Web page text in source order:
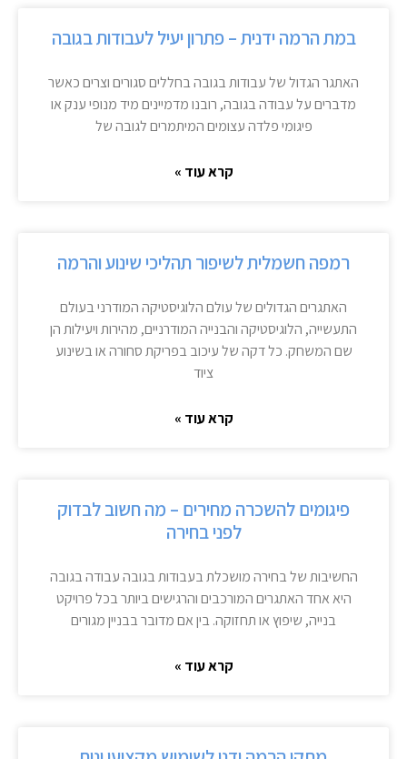
במת הרמה ידנית – פתרון יעיל לעבודות בגובה
האתגר הגדול של עבודות בגובה בחללים סגורים וצרים כאשר
מדברים על עבודה בגובה, רובנו מדמיינים מיד מנופי ענק או
פיגומי פלדה עצומים המיתמרים לגובה של
קרא עוד »
רמפה חשמלית לשיפור תהליכי שינוע והרמה
האתגרים הגדולים של עולם הלוגיסטיקה המודרני בעולם
התעשייה, הלוגיסטיקה והבנייה המודרניים, מהירות ויעילות הן
שם המשחק. כל דקה של עיכוב בפריקת סחורה או בשינוע
ציוד
קרא עוד »
פיגומים להשכרה מחירים – מה חשוב לבדוק
לפני בחירה
החשיבות של בחירה מושכלת בעבודות בגובה עבודה בגובה
היא אחד האתגרים המורכבים והרגישים ביותר בכל פרויקט
בנייה, שיפוץ או תחזוקה. בין אם מדובר בבניין מגורים
קרא עוד »